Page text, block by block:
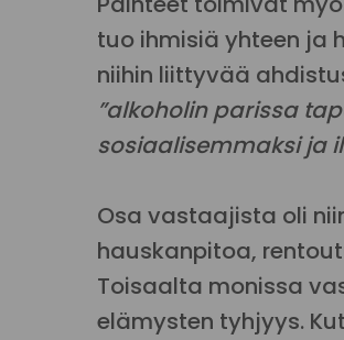
tuo ihmisiä yhteen ja
niihin liittyvää
”alkoholin parissa
sosiaalisemmaksi ja
Osa vastaajista oli
hauskanpitoa,
Toisaalta monissa
elämysten tyhjyys.